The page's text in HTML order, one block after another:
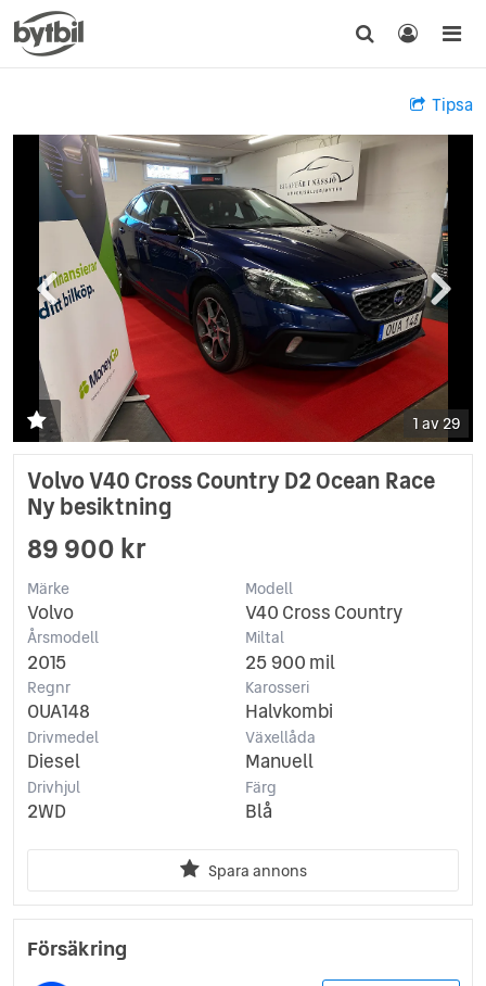
Tipsa
1 av 29
Volvo V40 Cross Country D2 Ocean Race
Ny besiktning
89 900 kr
Märke
Volvo
Modell
V40 Cross Country
Årsmodell
2015
Miltal
25 900 mil
Regnr
OUA148
Karosseri
Halvkombi
Drivmedel
Diesel
Växellåda
Manuell
Drivhjul
2WD
Färg
Blå
Spara annons
Försäkring